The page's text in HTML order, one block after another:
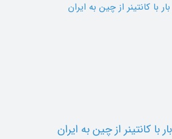
کانتینر از چین به ایران